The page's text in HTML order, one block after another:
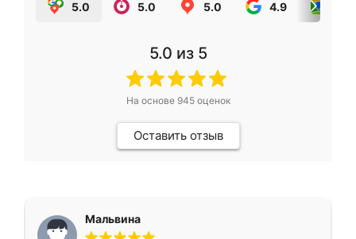
5.0 5.0 5.0 4.9
5.0 из 5
На основе 945оценок
Оставить отзыв
Мальвина